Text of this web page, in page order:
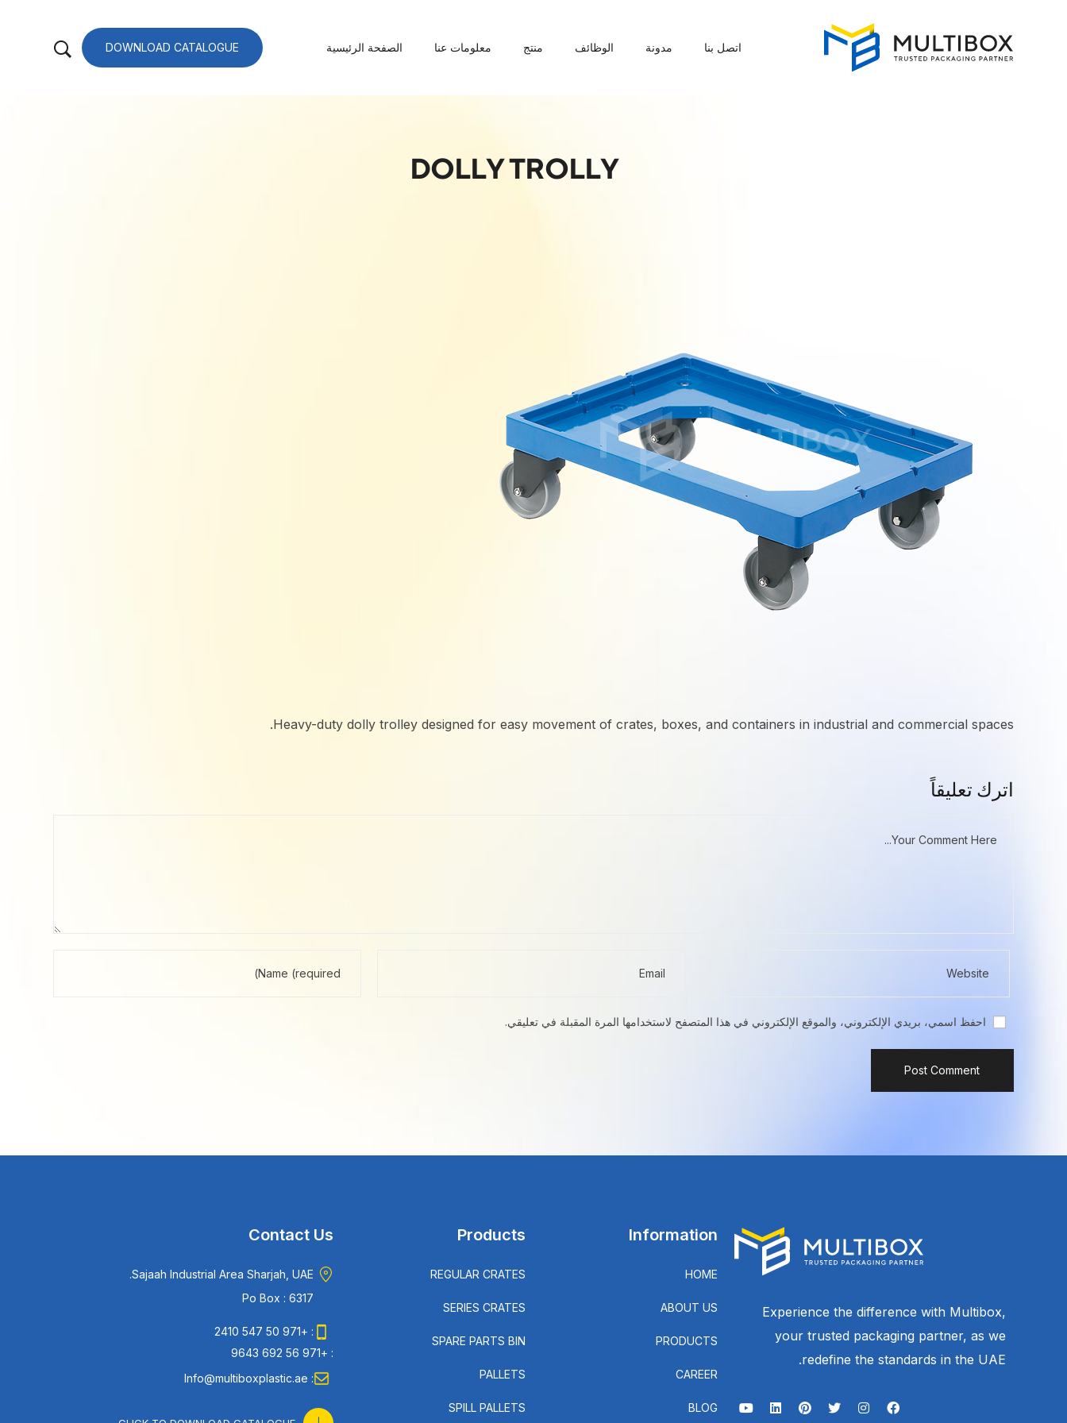
الصفحة الرئيسية معلومات عنا منتج الوظائف مدونة اتصل بنا DOWNLOAD CATALOGUE
DOLLY TROLLY
Heavy-duty dolly trolley designed for easy movement of crates, boxes, and containers in industrial and commercial spaces.
اترك تعليقاً
احفظ اسمي، بريدي الإلكتروني، والموقع الإلكتروني في هذا المتصفح لاستخدامها المرة المقبلة في تعليقي.
Experience the difference with Multibox,
your trusted packaging partner, as we
redefine the standards in the UAE.
Information
HOME
ABOUT US
PRODUCTS
CAREER
BLOG
Products
REGULAR CRATES
SERIES CRATES
SPARE PARTS BIN
PALLETS
SPILL PALLETS
Contact Us
Sajaah Industrial Area Sharjah, UAE.
Po Box : 6317
: +971 50 547 2410
: +971 56 692 9643
: Info@multiboxplastic.ae